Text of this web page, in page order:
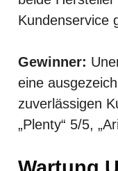
Kundenservice
Gewinner:
eine
zuverlässigen
„Plenty“ 5/5,